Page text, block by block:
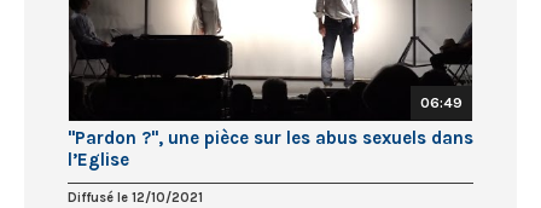
06:49
"Pardon ?", une pièce sur les abus sexuels dans
l’Eglise
Diffusé le 12/10/2021